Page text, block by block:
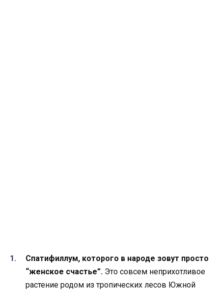
Спатифиллум, которого в народе зовут просто
“женское счастье”. Это совсем неприхотливое
растение родом из тропических лесов Южной